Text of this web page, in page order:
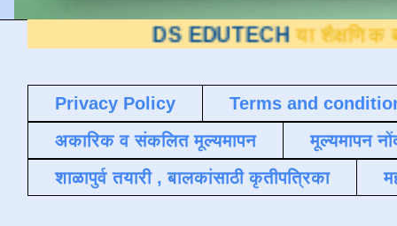
DS EDUTECH या शैक्षणिक ब्लॉगवर आपले
Privacy Policy
Terms and
अकारिक व संकलित मूल्यमापन
मूल्यमापन
शाळापुर्व तयारी , बालकांसाठी कृतीपत्रिका